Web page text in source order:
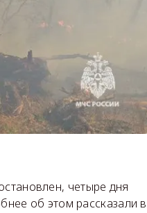
четыре дня
об этом рассказали в